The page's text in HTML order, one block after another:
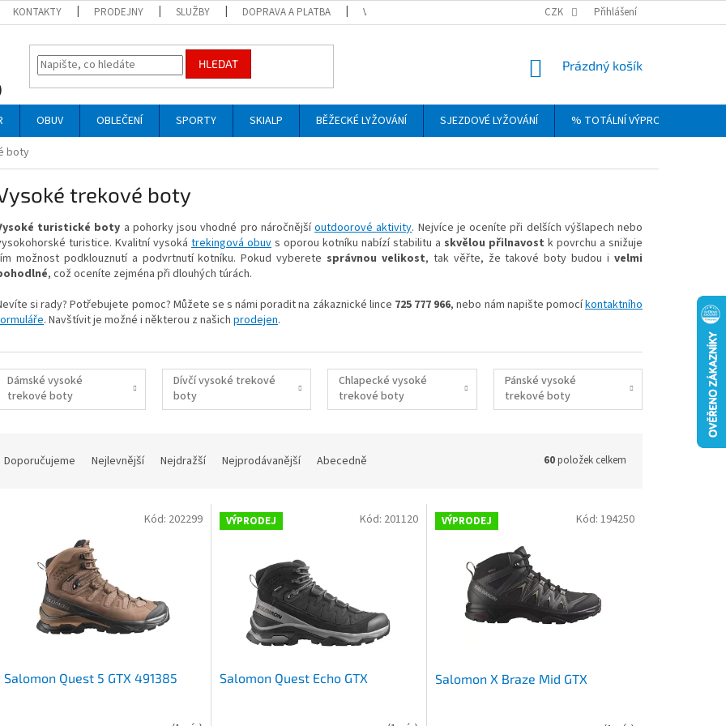
KONTAKTY PRODEJNY SLUŽBY DOPRAVA A PLATBA VRÁCENÍ, VÝMĚNA A REKLAMACE ZBOŽÍ OBCHODNÍ PODMÍNKY
CZK Přihlášení
HLEDAT
NÁKUPNÍ
Prázdný košík
OBUV OBLEČENÍ SPORTY SKIALP BĚŽECKÉ LYŽOVÁNÍ SJEZDOVÉ LYŽOVÁNÍ % TOTÁLNÍ VÝPRODEJ
boty
trekové boty
turistické boty a pohorky jsou vhodné pro náročnějšíoutdoorové aktivity. Nejvíce je oceníte při delších výšlapech nebo
turistice. Kvalitní vysoká trekingová obuv s oporou kotníku nabízí stabilitu a skvělou přilnavost k povrchu a snižuje
možnost podklouznutí a podvrtnutí kotníku. Pokud vyberete správnou velikost, tak věřte, že takové boty budou ivelmi
, což oceníte zejména při dlouhých túrách.
si rady? Potřebujete pomoc? Můžete se s námi poradit na zákaznické lince 725 777 966, nebo nám napište pomocíkontaktního
. Navštívit je možné i některou z našich prodejen.
Dámské vysoké
trekové boty
Dívčí vysoké trekové
boty
Chlapecké vysoké
trekové boty
Pánské vysoké
trekové boty
Doporučujeme Nejlevnější Nejdražší Nejprodávanější Abecedně 60položek celkem
Salomon Quest 5 GTX 491385
Kód: 202299 VÝPRODEJ
Salomon Quest Echo GTX
Kód: 201120 VÝPRODEJ
Salomon X Braze Mid GTX
Kód: 194250